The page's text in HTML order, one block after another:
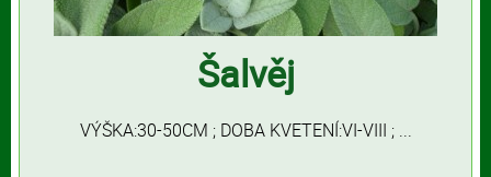
Šalvěj
VÝŠKA:30-50CM ; DOBA KVETENÍ:VI-VIII ; ...